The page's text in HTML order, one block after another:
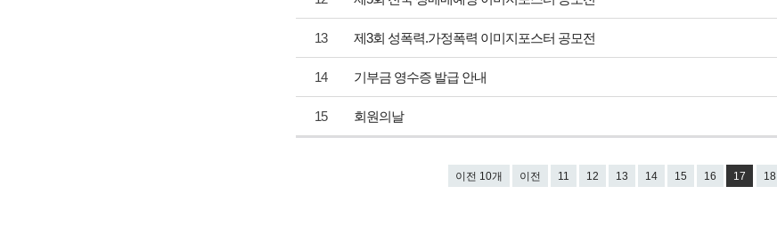
13 제3회 성폭력.가정폭력 이미지포스터 공모전
14 기부금 영수증 발급 안내
15 회원의날
이전 10개 이전 11 12 13 14 15 16 17 18